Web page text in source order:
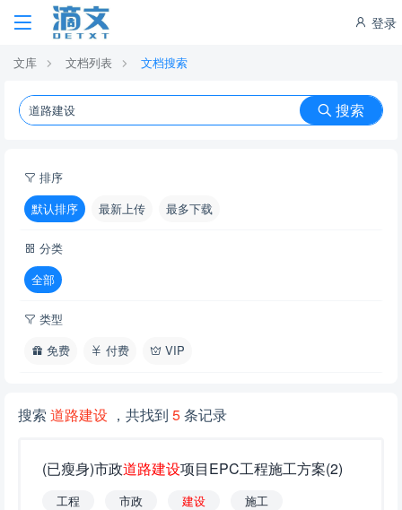
登录
文库 文档列表 文档搜索
搜索
排序
默认排序
最新上传 最多下载
分类
全部
类型
免费
付费 VIP
搜索 道路建设 ，共找到 5条记录
(已瘦身)市政道路建设项目EPC工程施工方案(2)
工程 市政 建设
施工